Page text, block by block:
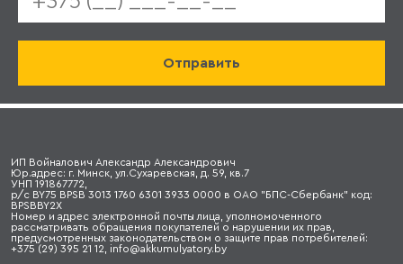
ИП Войналович Александр Александрович
Юр.адрес: г. Минск, ул.Сухаревская, д. 59, кв.7
УНП 191867772,
р/с BY75 BPSB 3013 1760 6301 3933 0000 в ОАО "БПС-Сбербанк" код:
BPSBBY2X
Номер и адрес электронной почты лица, уполномоченного
рассматривать обращения покупателей о нарушении их прав,
предусмотренных законодательством о защите прав потребителей:
+375 (29) 395 21 12, info@akkumulyatory.by